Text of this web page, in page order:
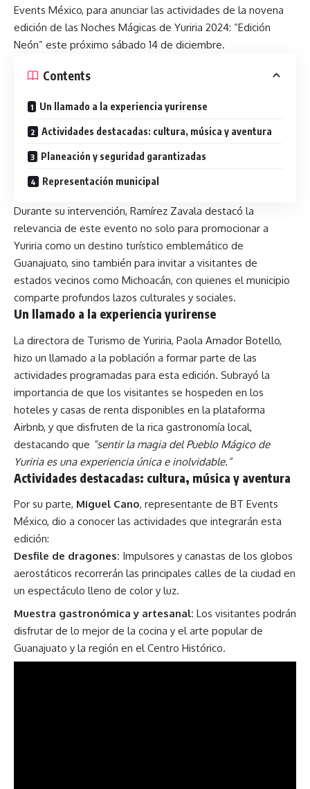
Events México, para anunciar las actividades de la novena
edición de las Noches Mágicas de Yuriria 2024: “Edición
Neón” este próximo sábado 14 de diciembre.
Contents
Un llamado a la experiencia yurirense
Actividades destacadas: cultura, música y aventura
Planeación y seguridad garantizadas
Representación municipal
Durante su intervención, Ramírez Zavala destacó la
relevancia de este evento no solo para promocionar a
Yuriria como un destino turístico emblemático de
Guanajuato, sino también para invitar a visitantes de
estados vecinos como Michoacán, con quienes el municipio
comparte profundos lazos culturales y sociales.
Un llamado a la experiencia yurirense
La directora de Turismo de Yuriria, Paola Amador Botello,
hizo un llamado a la población a formar parte de las
actividades programadas para esta edición. Subrayó la
importancia de que los visitantes se hospeden en los
hoteles y casas de renta disponibles en la plataforma
Airbnb, y que disfruten de la rica gastronomía local,
destacando que “sentir la magia del Pueblo Mágico de
Yuriria es una experiencia única e inolvidable.”
Actividades destacadas: cultura, música y aventura
Por su parte, Miguel Cano, representante de BT Events
México, dio a conocer las actividades que integrarán esta
edición:
Desfile de dragones: Impulsores y canastas de los globos
aerostáticos recorrerán las principales calles de la ciudad en
un espectáculo lleno de color y luz.
Muestra gastronómica y artesanal: Los visitantes podrán
disfrutar de lo mejor de la cocina y el arte popular de
Guanajuato y la región en el Centro Histórico.